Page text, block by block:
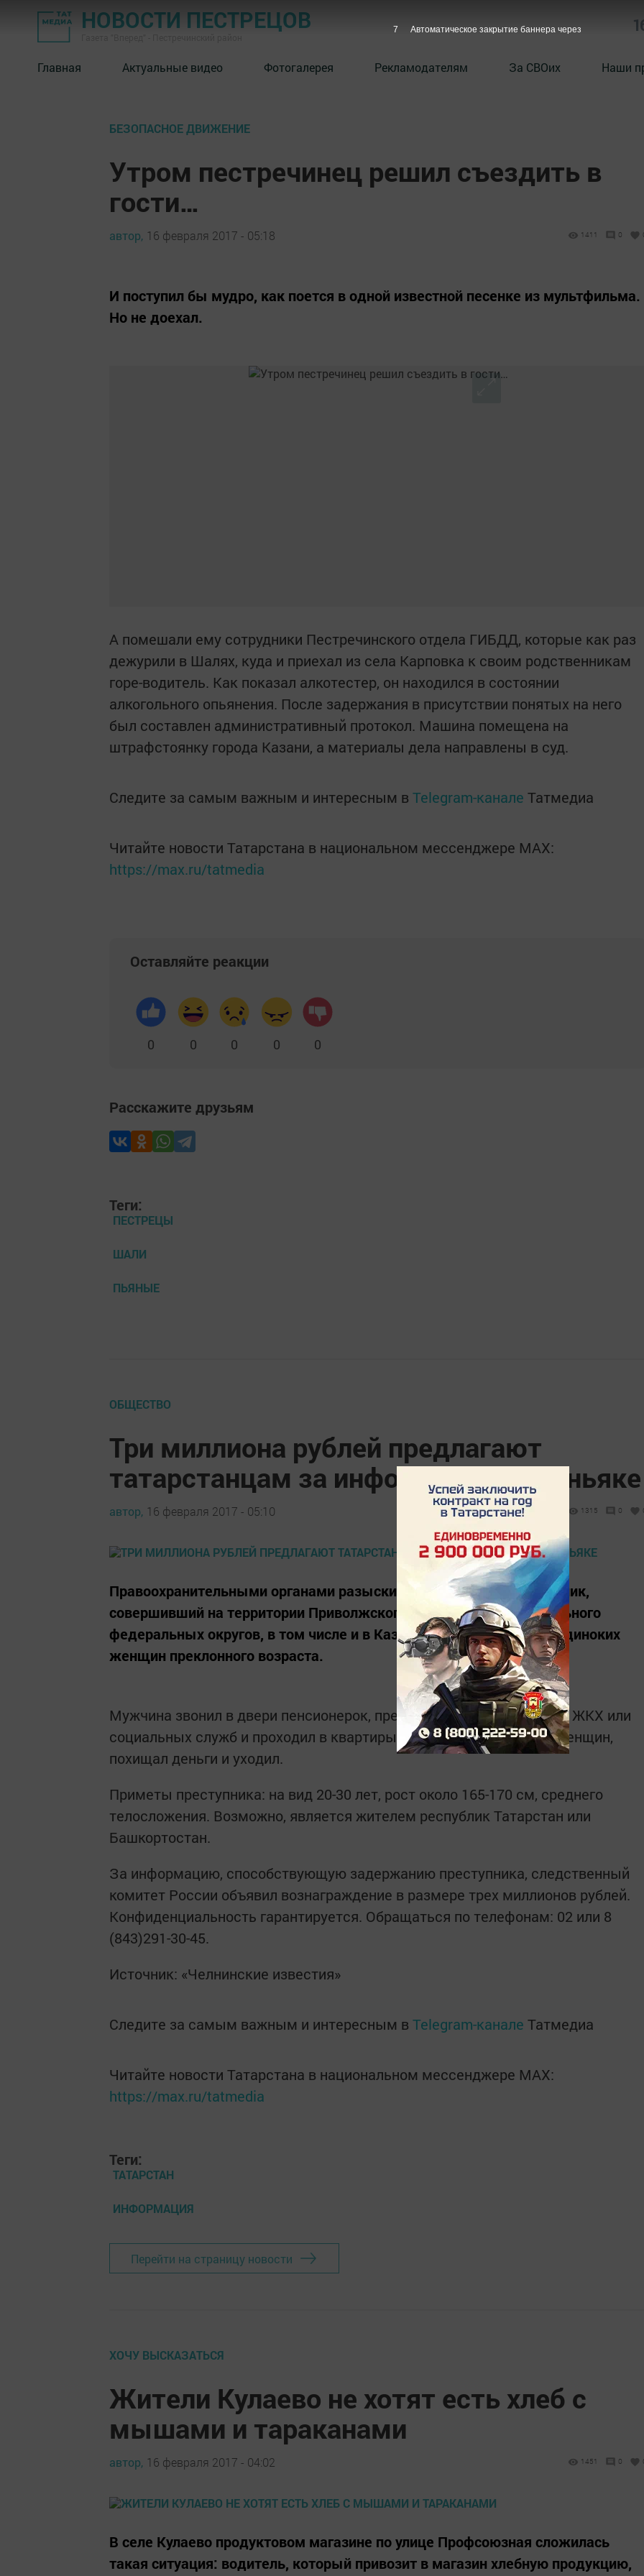
НОВОСТИ ПЕСТРЕЦОВ
Главная Актуальные видео Фотогалерея Рекламодателям За СВОих Наши
БЕЗОПАСНОЕ ДВИЖЕНИЕ
Утром пестречинец решил съездить в
гости…
автор, 16 февраля 2017 - 05:18 1411 0
И поступил бы мудро, как поется в одной известной песенке из мультфильма.
Но не доехал.
А помешали ему сотрудники Пестречинского отдела ГИБДД, которые как раз
дежурили в Шалях, куда и приехал из села Карповка к своим родственникам
горе-водитель. Как показал алкотестер, он находился в состоянии
алкогольного опьянения. После задержания в присутствии понятых на него
был составлен административный протокол. Машина помещена на
штрафстоянку города Казани, а материалы дела направлены в суд.
Следите за самым важным и интересным в Telegram-канале Татмедиа
Читайте новости Татарстана в национальном мессенджере MАХ:
https://max.ru/tatmedia
Оставляйте реакции
0 0 0 0 0
Расскажите друзьям
Теги:
ПЕСТРЕЦЫ
ШАЛИ
ПЬЯНЫЕ
ОБЩЕСТВО
Три миллиона рублей предлагают
татарстанцам за информацию о маньяке
автор, 16 февраля 2017 - 05:10 1315 0
Правоохранительными органами разыскивается опасный преступник,
совершивший на территории Приволжского, Уральского и Центрального
федеральных округов, в том числе и в Казани, свыше 30 убийств одиноких
женщин преклонного возраста.
Мужчина звонил в двери пенсионерок, представлялся сотрудником ЖКХ или
социальных служб и проходил в квартиры. После этого он душил женщин,
похищал деньги и уходил.
Приметы преступника: на вид 20-30 лет, рост около 165-170 см, среднего
телосложения. Возможно, является жителем республик Татарстан или
Башкортостан.
За информацию, способствующую задержанию преступника, следственный
комитет России объявил вознаграждение в размере трех миллионов рублей.
Конфиденциальность гарантируется. Обращаться по телефонам: 02 или 8
(843)291-30-45.
Источник: «Челнинские известия»
Следите за самым важным и интересным в Telegram-канале Татмедиа
Читайте новости Татарстана в национальном мессенджере MАХ:
https://max.ru/tatmedia
Теги:
ТАТАРСТАН
ИНФОРМАЦИЯ
Перейти на страницу новости
ХОЧУ ВЫСКАЗАТЬСЯ
Жители Кулаево не хотят есть хлеб с
мышами и тараканами
автор, 16 февраля 2017 - 04:02 1451 0
В селе Кулаево продуктовом магазине по улице Профсоюзная сложилась
такая ситуация: водитель, который привозит в магазин хлебную продукцию,
6 Автоматическое закрытие баннера через